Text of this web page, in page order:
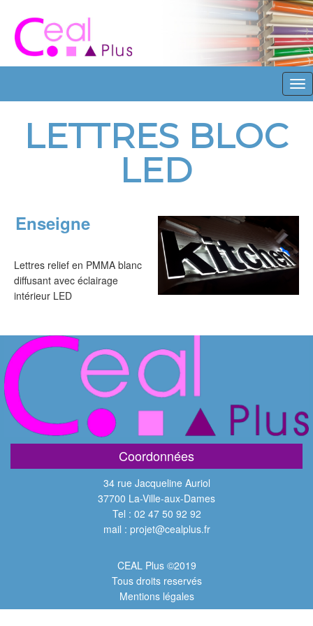
LETTRES BLOC
LED
Enseigne
Lettres relief en PMMA blanc
diffusant avec éclairage
intérieur LED
Coordonnées
34 rue Jacqueline Auriol
37700 La-Ville-aux-Dames
Tel : 02 47 50 92 92
mail : projet@cealplus.fr
CEAL Plus ©2019
Tous droits reservés
Mentions légales